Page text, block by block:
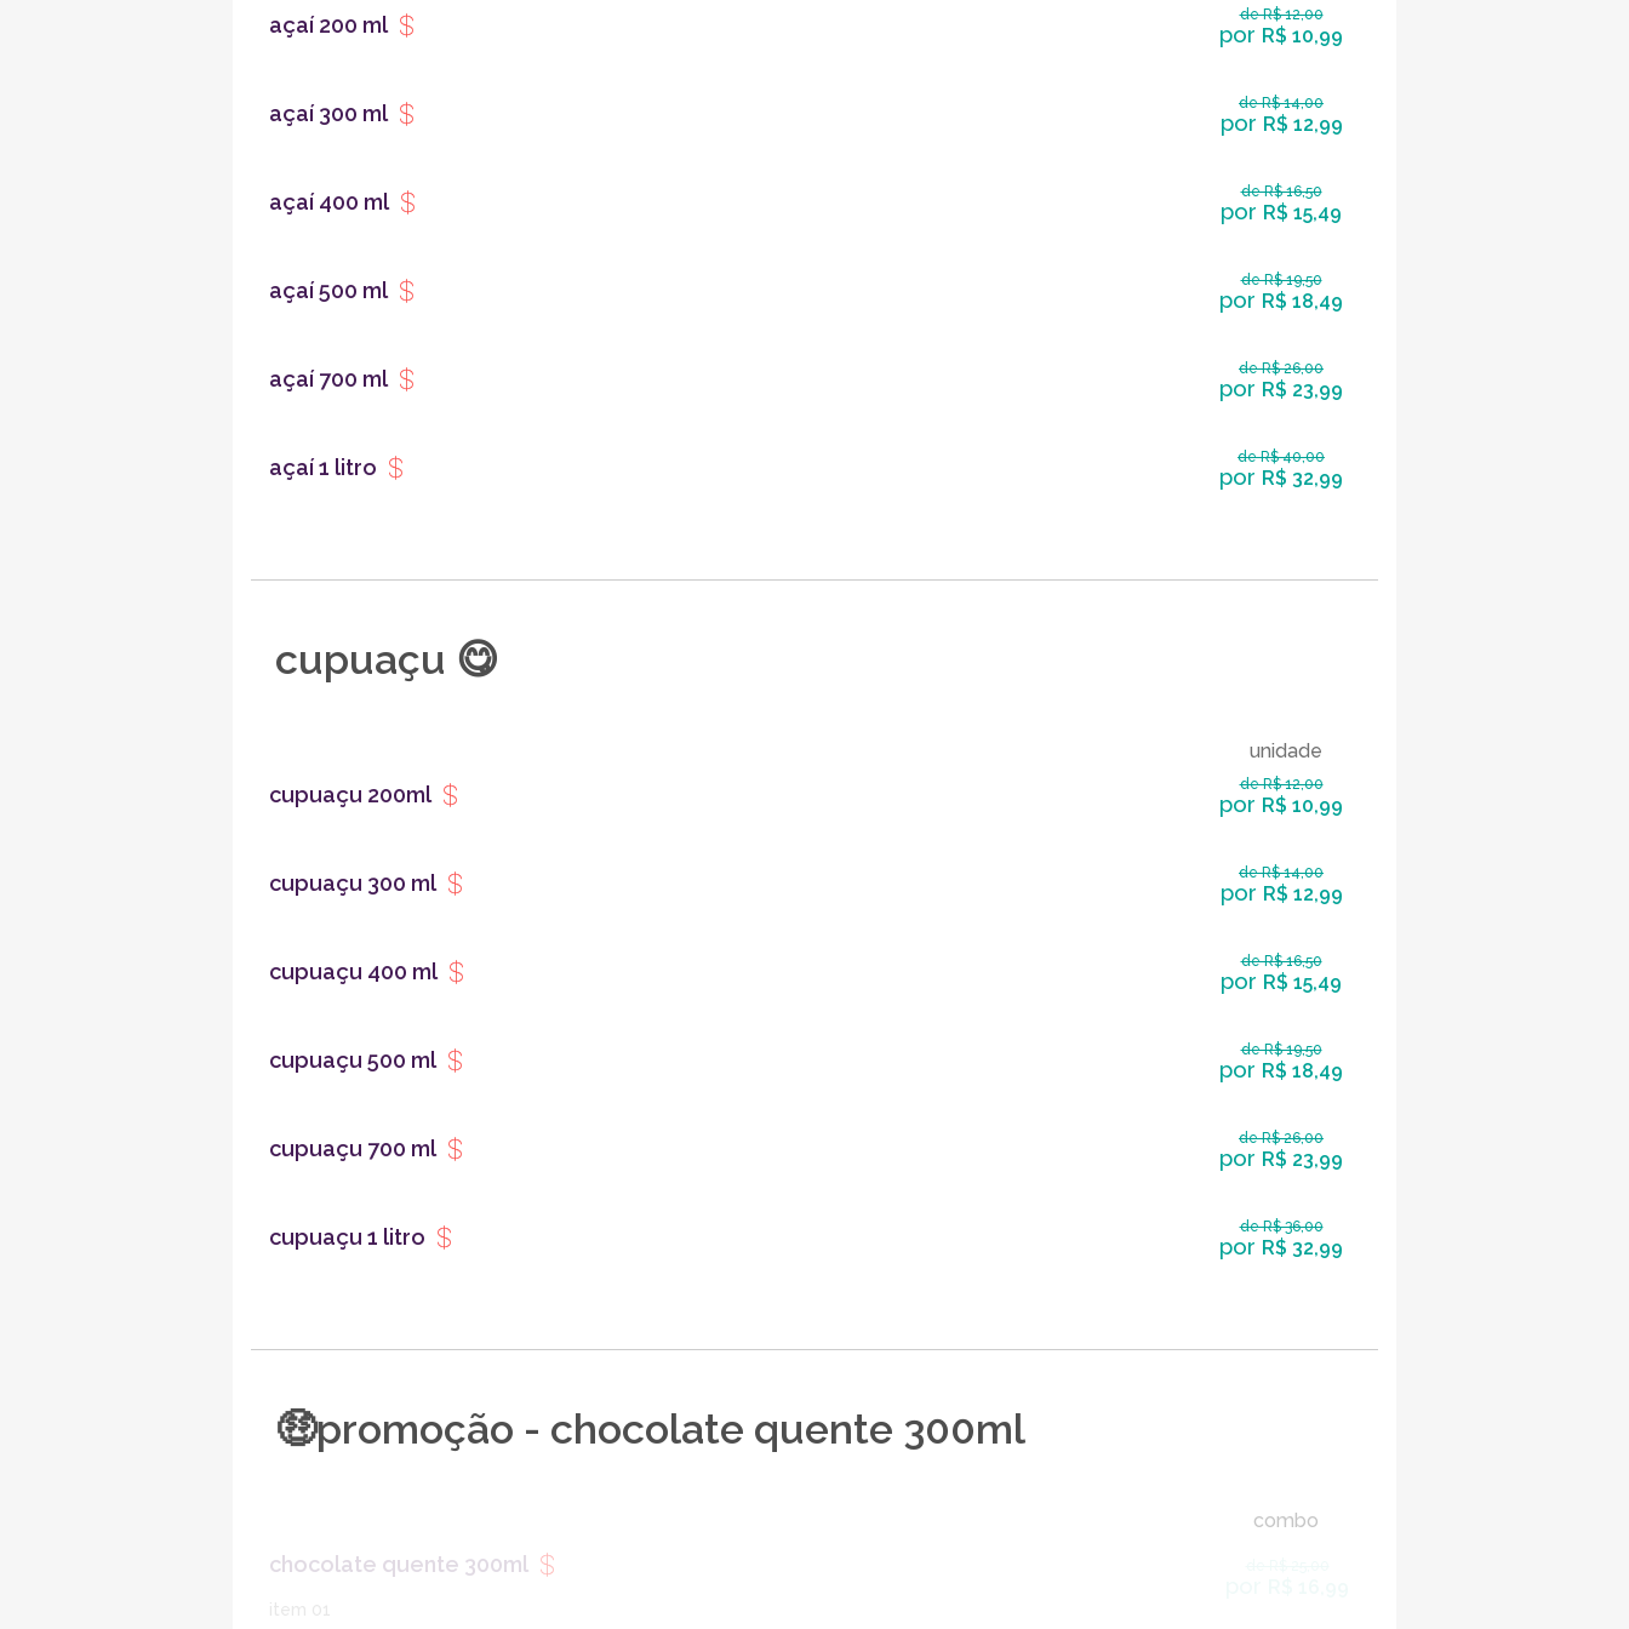
açaí 200 ml de R$ 12,00
por R$ 10,99
açaí 300 ml de R$ 14,00
por R$ 12,99
açaí 400 ml de R$ 16,50
por R$ 15,49
açaí 500 ml de R$ 19,50
por R$ 18,49
açaí 700 ml de R$ 26,00
por R$ 23,99
açaí 1 litro de R$ 40,00
por R$ 32,99
cupuaçu 😋
unidade
cupuaçu 200ml de R$ 12,00
por R$ 10,99
cupuaçu 300 ml de R$ 14,00
por R$ 12,99
cupuaçu 400 ml de R$ 16,50
por R$ 15,49
cupuaçu 500 ml de R$ 19,50
por R$ 18,49
cupuaçu 700 ml de R$ 26,00
por R$ 23,99
cupuaçu 1 litro de R$ 36,00
por R$ 32,99
🤑promoção - chocolate quente 300ml
combo
chocolate quente 300ml